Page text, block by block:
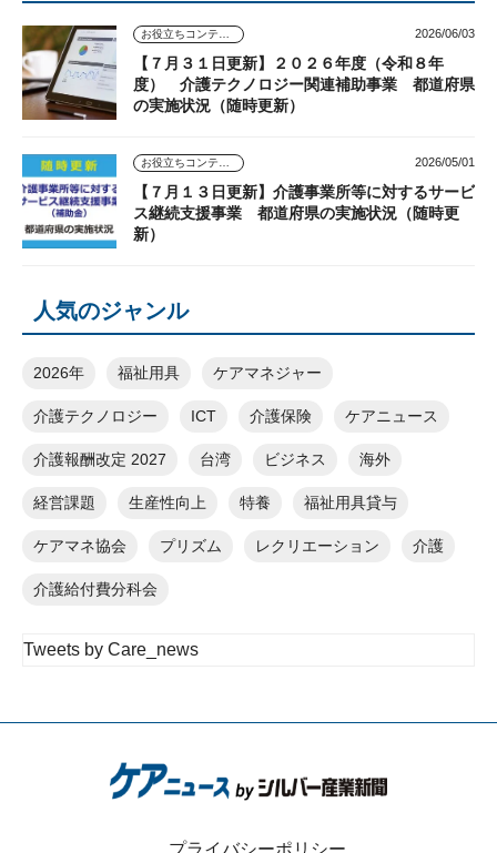
2026/06/03
【７月３１日更新】２０２６年度（令和８年
度） 介護テクノロジー関連補助事業 都道府県
の実施状況（随時更新）
2026/05/01
【７月１３日更新】介護事業所等に対するサービ
ス継続支援事業 都道府県の実施状況（随時更
新）
人気のジャンル
2026年 福祉用具 ケアマネジャー
介護テクノロジー ICT 介護保険 ケアニュース
介護報酬改定 2027 台湾 ビジネス 海外
経営課題 生産性向上 特養 福祉用具貸与
ケアマネ協会 プリズム レクリエーション 介護
介護給付費分科会
Tweets by Care_news
プライバシーポリシー